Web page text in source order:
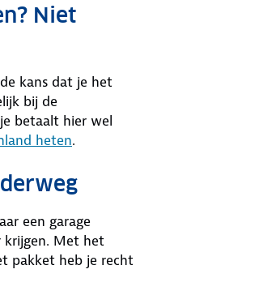
Niet
kans dat je het
bij de
betaalt hier wel
heten.
een garage
krijgen. Met het
pakket heb je recht